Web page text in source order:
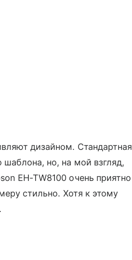
дизайном. Стандартная
шаблона, но, на мой взгляд,
EH-TW8100 очень приятно
стильно. Хотя к этому